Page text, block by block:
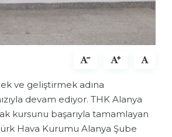
ve geliştirmek adına
devam ediyor. THK Alanya
kursunu başarıyla tamamlayan
Hava Kurumu Alanya Şube